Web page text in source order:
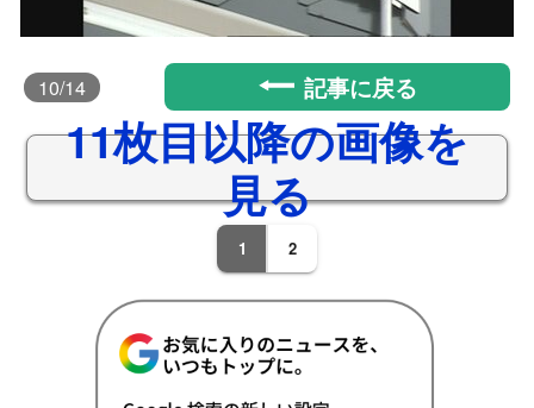
10/14 記事に戻る
11枚目以降の画像を
見る
1 2